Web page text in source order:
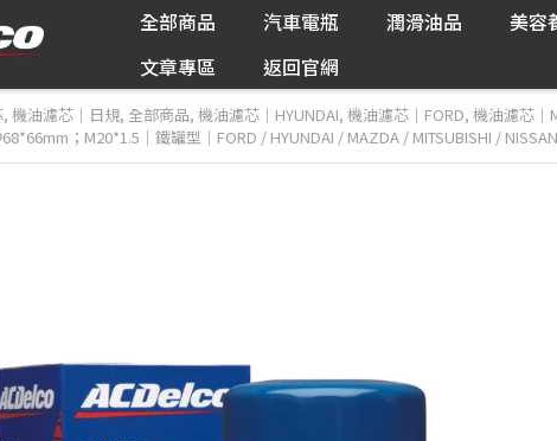
全部商品 汽車電瓶 潤滑油品 美容
文章專區
返回官網
, 機油濾芯｜日規, 全部商品, 機油濾芯｜HYUNDAI, 機油濾芯｜FORD, 機油濾芯｜
；M20*1.5｜鐵罐型｜FORD / HYUNDAI / MAZDA / MITSUBISHI /